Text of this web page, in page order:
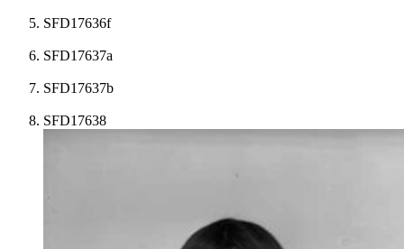
SFD17636f
SFD17637a
SFD17637b
SFD17638